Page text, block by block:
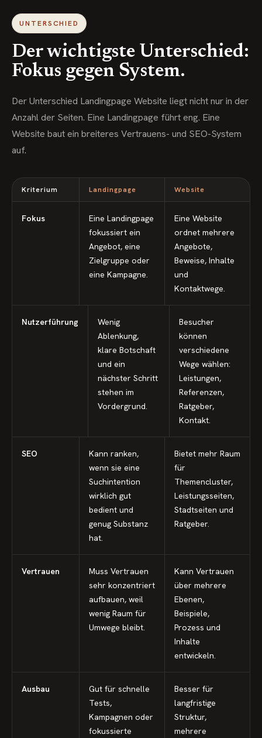
UNTERSCHIED
Der wichtigste Unterschied:
Fokus gegen System.
Der Unterschied Landingpage Website liegt nicht nur in der
Anzahl der Seiten. Eine Landingpage führt eng. Eine
Website baut ein breiteres Vertrauens- und SEO-System
auf.
Kriterium Landingpage Website
Fokus
Eine Landingpage
fokussiert ein
Angebot, eine
Zielgruppe oder
eine Kampagne.
Eine Website
ordnet mehrere
Angebote,
Beweise, Inhalte
und
Kontaktwege.
Nutzerführung
Wenig
Ablenkung,
klare Botschaft
und ein
nächster Schritt
stehen im
Vordergrund.
Besucher
können
verschiedene
Wege wählen:
Leistungen,
Referenzen,
Ratgeber,
Kontakt.
SEO
Kann ranken,
wenn sie eine
Suchintention
wirklich gut
bedient und
genug Substanz
hat.
Bietet mehr Raum
für
Themencluster,
Leistungsseiten,
Stadtseiten und
Ratgeber.
Vertrauen
Muss Vertrauen
sehr konzentriert
aufbauen, weil
wenig Raum für
Umwege bleibt.
Kann Vertrauen
über mehrere
Ebenen,
Beispiele,
Prozess und
Inhalte
entwickeln.
Ausbau
Gut für schnelle
Tests,
Kampagnen oder
fokussierte
Besser für
langfristige
Struktur,
mehrere